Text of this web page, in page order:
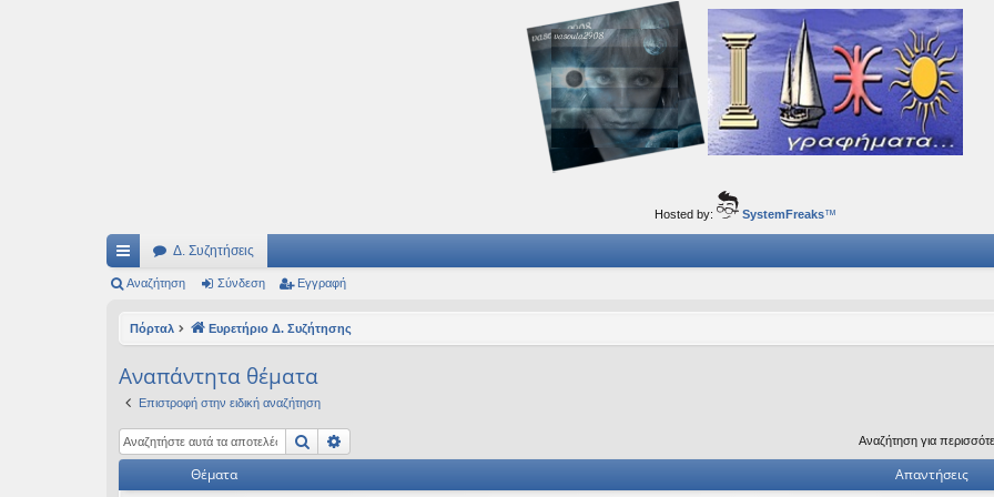
Αυτός ο τόπος φιλοδοξεί να ανοίγει μονοπάτια για τα συναρπαστικά και όμορφα ταξίδια του νού...
Hosted by: SystemFreaks™
ρή
ς
νδ
Δ. Συζητήσεις
Αναζήτηση Σύνδεση Εγγραφή
Πόρταλ Ευρετήριο Δ. Συζήτησης
Αναπάντητα θέματα
Επιστροφή στην ειδική αναζήτηση
Αναζήτηση Αναζήτηση για
Θέματα Απαντήσεις